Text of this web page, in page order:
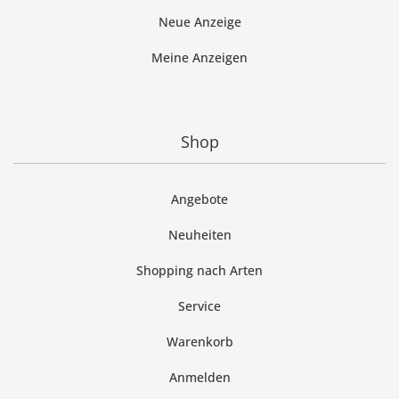
Neue Anzeige
Meine Anzeigen
Shop
Angebote
Neuheiten
Shopping nach Arten
Service
Warenkorb
Anmelden